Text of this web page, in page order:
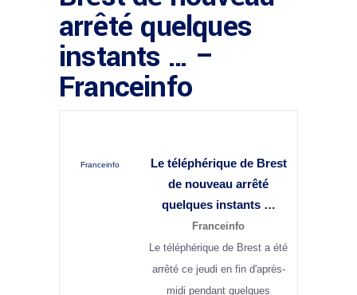
arrêté quelques
instants … –
Franceinfo
Franceinfo
Le téléphérique de Brest
de nouveau arrêté
quelques instants …
Franceinfo
Le téléphérique de Brest a été
arrêté ce jeudi en fin d'après-
midi pendant quelques